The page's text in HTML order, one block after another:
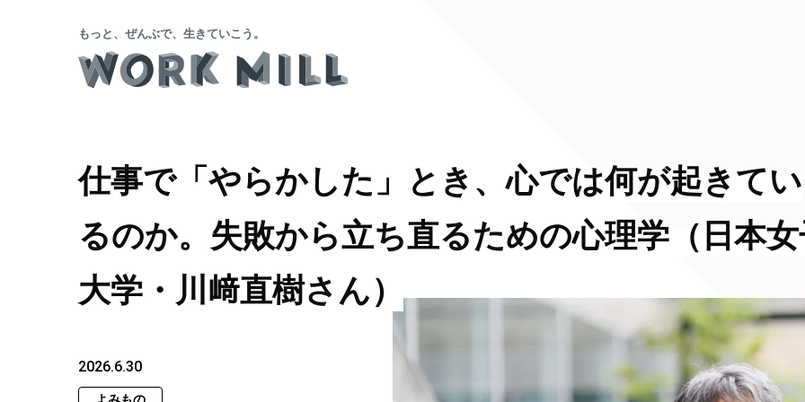
もっと、ぜんぶで、生きていこう。
仕事で「やらかした」とき、心では何が起きてい
るのか。失敗から立ち直るための心理学（日本
大学・川﨑直樹さん）
2026.6.30
よみもの